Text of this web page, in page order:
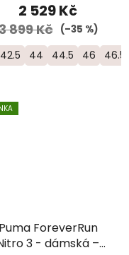
2 529 Kč
899 Kč (–35 %)
42.5 44 44.5 46 46.5
Puma ForeverRun
3 - dámská –